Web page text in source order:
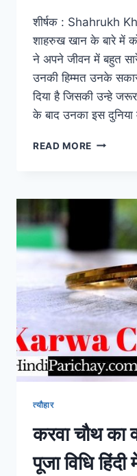
शीर्षक : Shahrukh
शाहरुख खान के बारे में
ने अपने जीवन में बहुत
उनकी हिम्मत उनके
दिया है जिसकी उन्हे
के बाद उनका इस
READ MORE
HINDI
के
अनमोल
विचार
त्यौहार
करवा चौथ का
पूजा विधि हिंदी